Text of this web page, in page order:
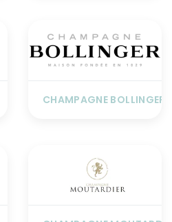
CHAMPAGNE BOLLINGER